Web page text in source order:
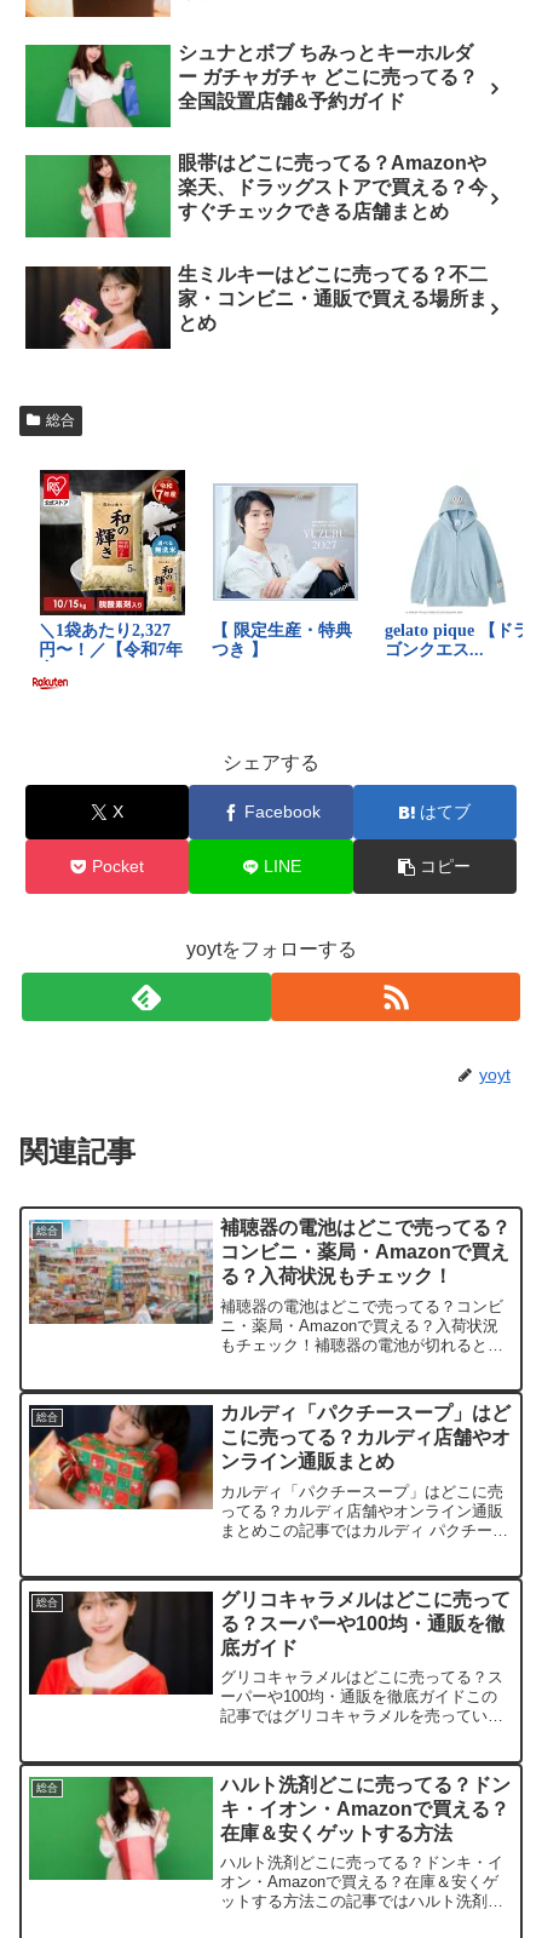
シュナとボブ ちみっとキーホルダ
ー ガチャガチャ どこに売ってる？
全国設置店舗&予約ガイド
眼帯はどこに売ってる？Amazonや
楽天、ドラッグストアで買える？今
すぐチェックできる店舗まとめ
生ミルキーはどこに売ってる？不二
家・コンビニ・通販で買える場所ま
とめ
総合
シェアする
X Facebook はてブ
Pocket LINE コピー
yoytをフォローする
yoyt
関連記事
総合
補聴器の電池はどこで売ってる？
コンビニ・薬局・Amazonで買え
る？入荷状況もチェック！
補聴器の電池はどこで売ってる？コンビ
ニ・薬局・Amazonで買える？入荷状況
もチェック！補聴器の電池が切れると、
の取扱店や平均価格、安く買えるスポッ
トをサクッと紹介...
総合
カルディ「パクチースープ」はど
こに売ってる？カルディ店舗やオ
ンライン通販まとめ
カルディ「パクチースープ」はどこに売
ってる？カルディ店舗やオンライン通販
まとめこの記事ではカルディ パクチース
ます。「パクチースープ」がなぜ見つか
らない？販売状況のヒン...
総合
グリコキャラメルはどこに売って
る？スーパーや100均・通販を徹
底ガイド
グリコキャラメルはどこに売ってる？ス
ーパーや100均・通販を徹底ガイドこの
記事ではグリコキャラメルを売っている
考価格（税込）備考楽天市場約180〜300
円まとめ買い・限...
総合
ハルト洗剤どこに売ってる？ドン
キ・イオン・Amazonで買える？
在庫＆安くゲットする方法
ハルト洗剤どこに売ってる？ドンキ・イ
オン・Amazonで買える？在庫＆安くゲ
ットする方法この記事ではハルト洗剤を